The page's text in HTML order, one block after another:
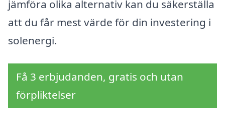
jämföra olika alternativ kan du säkerställa
att du får mest värde för din investering i
solenergi.
Få 3 erbjudanden, gratis och utan
förpliktelser